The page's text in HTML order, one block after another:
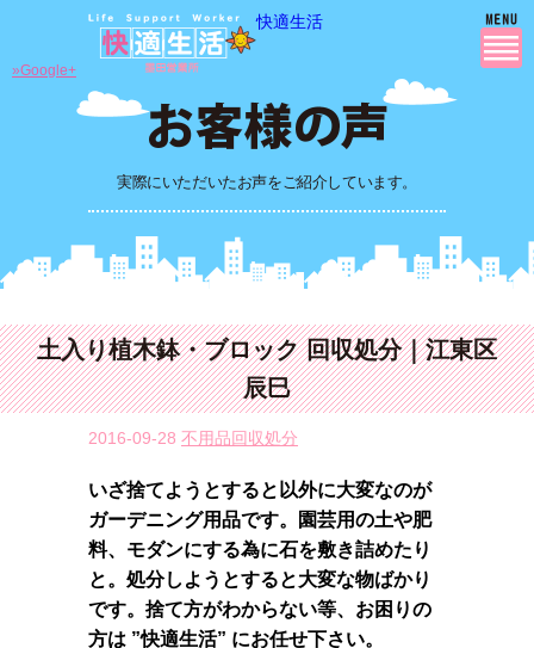
快適生活
実際にいただいたお声をご紹介しています。
»Google+
土入り植木鉢・ブロック 回収処分｜江東区
辰巳
2016-09-28 不用品回収処分
いざ捨てようとすると以外に大変なのが
ガーデニング用品です。園芸用の土や肥
料、モダンにする為に石を敷き詰めたり
と。処分しようとすると大変な物ばかり
です。捨て方がわからない等、お困りの
方は ”快適生活” にお任せ下さい。